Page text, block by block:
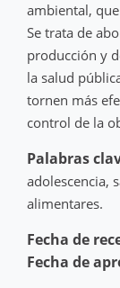
ambiental,
Se trata de
producción y
la salud
tornen más
control de la
Palabras
adolescencia,
alimentares.
Fecha de
Fecha de